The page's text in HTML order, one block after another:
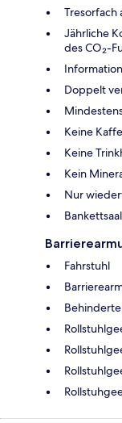
Tresorfach
Jährliche
des CO₂-
Doppelt
Keine
Keine
Kein
Nur
Bankettsaal
Fahrstuhl